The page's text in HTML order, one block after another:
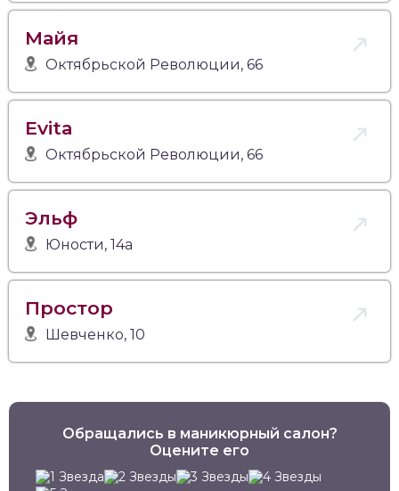
Майя
Октябрьской Революции, 66
Evita
Октябрьской Революции, 66
Эльф
Юности, 14а
Простор
Шевченко, 10
Обращались в маникюрный салон?
Оцените его